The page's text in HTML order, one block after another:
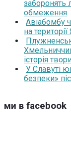
заборонять
обмеження
Авіабомбу
на
історія
У Славуті
безпеки»
ми в facebook